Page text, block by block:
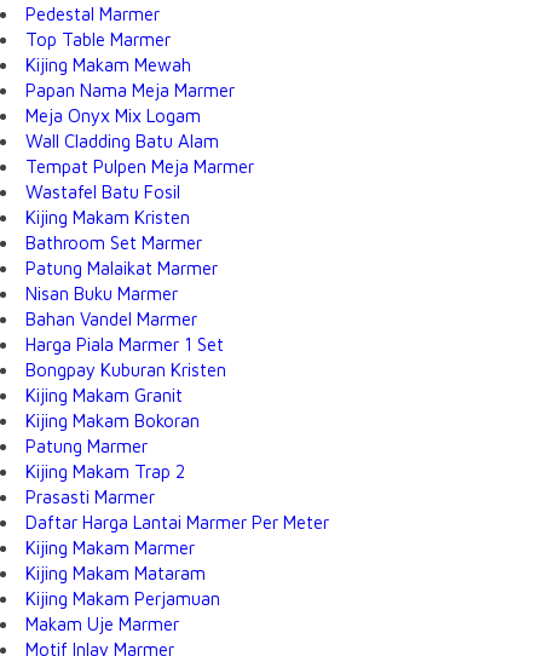
Pedestal Marmer
Top Table Marmer
Kijing Makam Mewah
Papan Nama Meja Marmer
Meja Onyx Mix Logam
Wall Cladding Batu Alam
Tempat Pulpen Meja Marmer
Wastafel Batu Fosil
Kijing Makam Kristen
Bathroom Set Marmer
Patung Malaikat Marmer
Nisan Buku Marmer
Bahan Vandel Marmer
Harga Piala Marmer 1 Set
Bongpay Kuburan Kristen
Kijing Makam Granit
Kijing Makam Bokoran
Patung Marmer
Kijing Makam Trap 2
Prasasti Marmer
Daftar Harga Lantai Marmer Per Meter
Kijing Makam Marmer
Kijing Makam Mataram
Kijing Makam Perjamuan
Makam Uje Marmer
Motif Inlay Marmer